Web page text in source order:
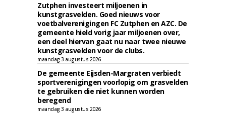
Zutphen investeert miljoenen in
kunstgrasvelden. Goed nieuws voor
voetbalverenigingen FC Zutphen en AZC. De
gemeente hield vorig jaar miljoenen over,
een deel hiervan gaat nu naar twee nieuwe
kunstgrasvelden voor de clubs.
maandag 3 augustus 2026
De gemeente Eijsden-Margraten verbiedt
sportverenigingen voorlopig om grasvelden
te gebruiken die niet kunnen worden
beregend
maandag 3 augustus 2026